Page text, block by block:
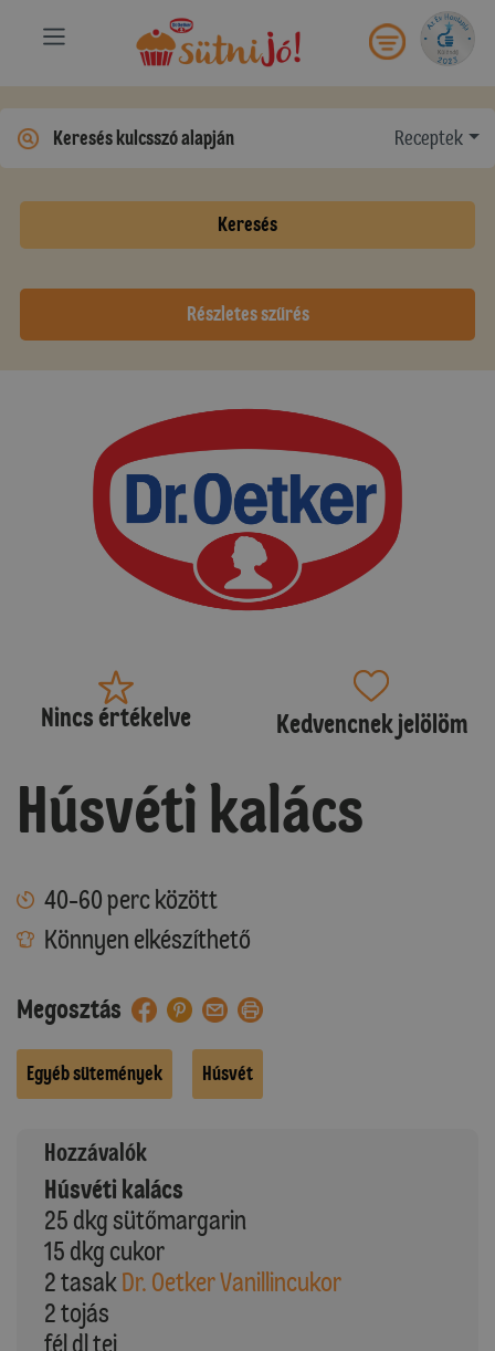
Receptek
Keresés
Részletes szűrés
Nincs értékelve Kedvencnek jelölöm
Húsvéti kalács
40-60 perc között
Könnyen elkészíthető
Megosztás
Egyéb sütemények Húsvét
Hozzávalók
Húsvéti kalács
25 dkg sütőmargarin
15 dkg cukor
2 tasak Dr. Oetker Vanillincukor
2 tojás
fél dl tej